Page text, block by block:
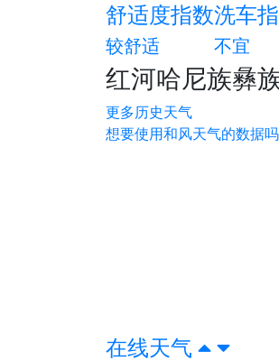
舒适度指数
较舒适
洗车
不宜
红河哈尼族彝
更多历史天气
想要使用和风天气的数据
在线天气